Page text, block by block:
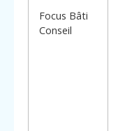
Focus Bâti
Conseil